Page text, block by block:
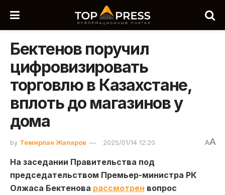
Бектенов поручил
цифровизировать
торговлю в Казахстане,
вплоть до магазинов у
дома
by Темирлан Жапаров 2025/01/14 12:20 AA
На заседании Правительства под
председательством Премьер-министра РК
Олжаса Бектенова рассмотрен вопрос